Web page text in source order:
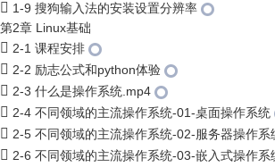
1-9 搜狗输入法的安装设置分辨率
第2章 Linux基础
2-1 课程安排
2-2 励志公式和python体验
2-3 什么是操作系统.mp4
2-4 不同领域的主流操作系统-01-桌面操作系统
2-5 不同领域的主流操作系统-02-服务器操作系
2-6 不同领域的主流操作系统-03-嵌入式操作系